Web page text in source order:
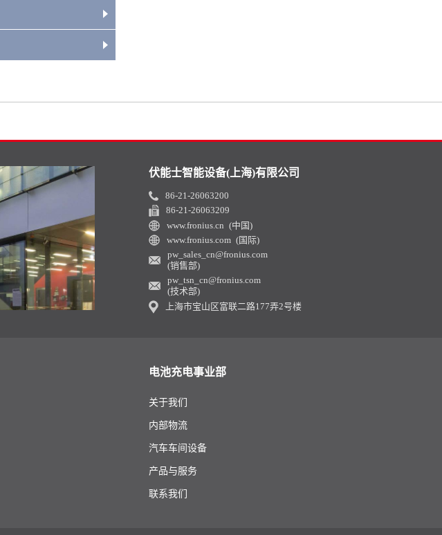
伏能士智能设备(上海)有限公司
86-21-26063200
86-21-26063209
www.fronius.cn (中国)
www.fronius.com (国际)
pw_sales_cn@fronius.com
(销售部)
pw_tsn_cn@fronius.com
(技术部)
上海市宝山区富联二路177弄2号楼
电池充电事业部
关于我们
内部物流
汽车车间设备
产品与服务
联系我们